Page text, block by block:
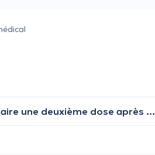
Il a fait le vaccin contre le méningocoque en 2011 lorsqu'il avait un an. Est-il nécessaire de faire une deuxième dose après 12 ans ?